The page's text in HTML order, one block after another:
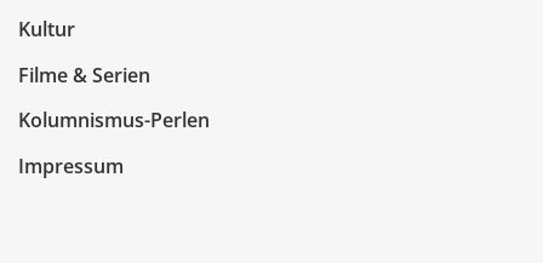
Kultur
Filme & Serien
Kolumnismus-Perlen
Impressum